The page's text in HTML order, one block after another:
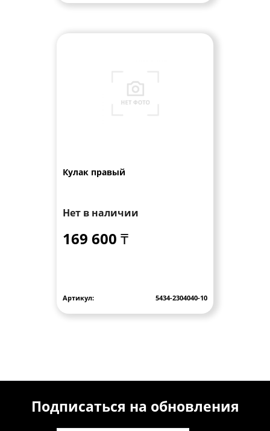
Кулак правый
Нет в наличии
169 600 ₸
Артикул: 5434-2304040-10
Подписаться на обновления